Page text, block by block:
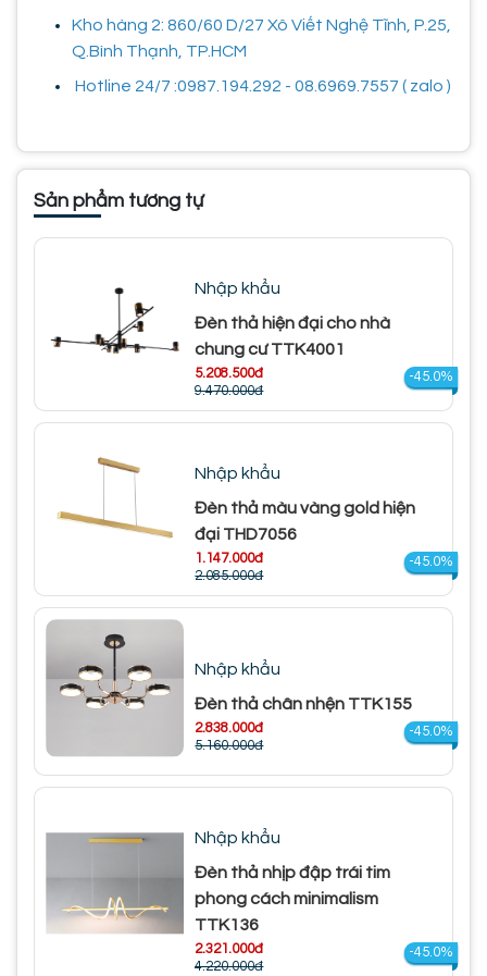
Kho hàng 2: 860/60 D/27 Xô Viết Nghệ Tĩnh, P.25,
Q.Bình Thạnh, TP.HCM
Hotline 24/7 :0987.194.292 - 08.6969.7557 ( zalo )
Sản phẩm tương tự
Nhập khẩu
Đèn thả hiện đại cho nhà
chung cư TTK4001
5.208.500đ
9.470.000đ
-45.0%
Nhập khẩu
Đèn thả màu vàng gold hiện
đại THD7056
1.147.000đ
2.085.000đ
-45.0%
Nhập khẩu
Đèn thả chân nhện TTK155
2.838.000đ
5.160.000đ
-45.0%
Nhập khẩu
Đèn thả nhịp đập trái tim
phong cách minimalism
TTK136
2.321.000đ
4.220.000đ
-45.0%